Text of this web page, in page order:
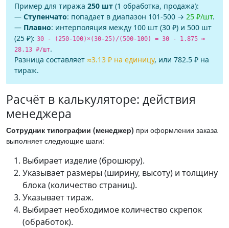
Пример для тиража 250 шт (1 обработка, продажа):
— Ступенчато: попадает в диапазон 101-500 → 25 ₽/шт.
— Плавно: интерполяция между 100 шт (30 ₽) и 500 шт
(25 ₽): 30 - (250-100)×(30-25)/(500-100) = 30 - 1.875 ≈
28.13 ₽/шт.
Разница составляет ≈3.13 ₽ на единицу, или 782.5 ₽ на
тираж.
Расчёт в калькуляторе: действия
менеджера
Сотрудник типографии (менеджер) при оформлении заказа
выполняет следующие шаги:
Выбирает изделие (брошюру).
Указывает размеры (ширину, высоту) и толщину
блока (количество страниц).
Указывает тираж.
Выбирает необходимое количество скрепок
(обработок).